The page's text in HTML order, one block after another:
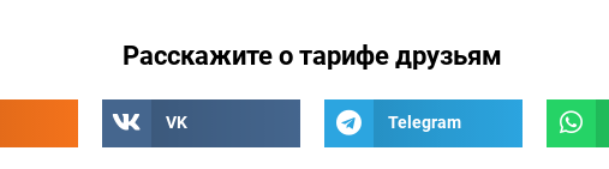
Расскажите о тарифе друзьям
VK Telegram